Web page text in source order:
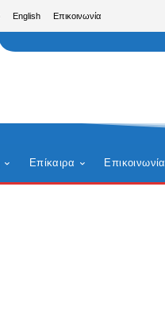
English Επικοινωνία
Επίκαιρα Επικοινωνία